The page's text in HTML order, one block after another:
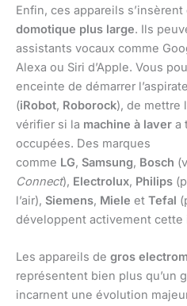
Enfin, ces appareils s’insèrent
domotique plus large. Ils
assistants vocaux comme
Alexa ou Siri d’Apple. Vous
enceinte de démarrer
(iRobot, Roborock), de mettre
vérifier si la machine à laver a
occupées. Des marques
comme LG, Samsung, Bosch
Connect), Electrolux, Philips
l’air), Siemens, Miele et Tefal
développent activement cette
Les appareils de gros
représentent bien plus qu’un
incarnent une évolution